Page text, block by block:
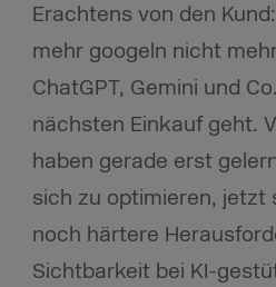
Erachtens von den
mehr googeln nicht
ChatGPT, Gemini und
nächsten Einkauf geht.
haben gerade erst
sich zu optimieren, jetzt
noch härtere
Sichtbarkeit bei KI-